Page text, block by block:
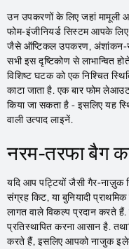
उन उपकरणों के लिए जहां मामूली
फोम-इंजीनियर्ड सिस्टम आपके
जैसे ऑप्टिकल उपकरण, अंशांकन-
सभी इस दृष्टिकोण से लाभान्वित
विशिष्ट घटक को एक निश्चित
काटा जाता है. एक बार फोम
किया जा सकता है - इसलिए यह
वाली उत्पाद लाइनें.
नरम-तरफा बैग
यदि आप पट्टियों जैसी गैर-नाज़ुक
संग्रह किट, या बुनियादी
लागत वाले विकल्प प्रदान करते
प्रतिस्थापित करना आसान है.
करते हैं, इसलिए आपको नाजुक